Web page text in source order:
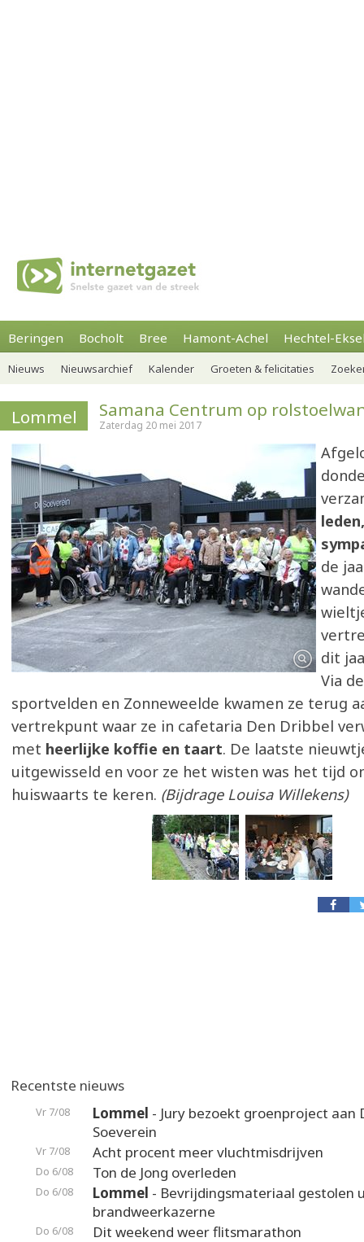
Beringen Bocholt Bree Hamont-Achel Hechtel-
Nieuws Nieuwsarchief Kalender Groeten & felicitaties
Lommel Samana Centrum op
Zaterdag 20 mei 2017
de
dit
Via
sportvelden en Zonneweelde kwamen ze terug
vertrekpunt waar ze in cafetaria Den Dribbel
met heerlijke koffie en taart. De laatste
uitgewisseld en voor ze het wisten was het tijd
huiswaarts te keren. (Bijdrage Louisa Willekens)
Recentste nieuws
Vr 7/08 Lommel - Jury bezoekt groenproject aan
Soeverein
Vr 7/08 Acht procent meer vluchtmisdrijven
Do 6/08 Ton de Jong overleden
Do 6/08 Lommel - Bevrijdingsmateriaal gestolen
brandweerkazerne
Do 6/08 Dit weekend weer flitsmarathon